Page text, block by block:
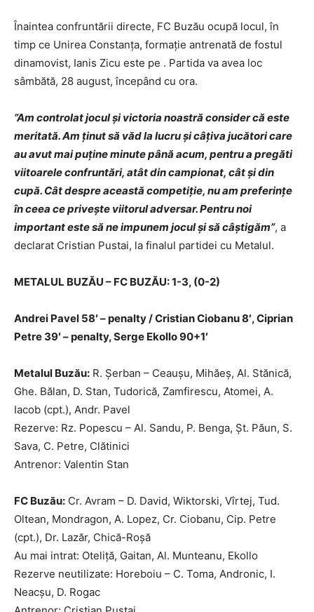
Înaintea confruntării directe, FC Buzău ocupă locul, în
timp ce Unirea Constanţa, formaţie antrenată de fostul
dinamovist, Ianis Zicu este pe . Partida va avea loc
sâmbătă, 28 august, începând cu ora.
”Am controlat jocul şi victoria noastră consider că este
meritată. Am ţinut să văd la lucru şi câţiva jucători care
au avut mai puţine minute până acum, pentru a pregăti
viitoarele confruntări, atât din campionat, cât şi din
cupă. Cât despre această competiţie, nu am preferinţe
în ceea ce priveşte viitorul adversar. Pentru noi
important este să ne impunem jocul şi să câştigăm”, a
declarat Cristian Pustai, la finalul partidei cu Metalul.
METALUL BUZĂU – FC BUZĂU: 1-3, (0-2)
Andrei Pavel 58′ – penalty / Cristian Ciobanu 8′, Ciprian
Petre 39′ – penalty, Serge Ekollo 90+1′
Metalul Buzău: R. Șerban – Ceaușu, Mihăeș, Al. Stănică,
Ghe. Bălan, D. Stan, Tudorică, Zamfirescu, Atomei, A.
Iacob (cpt.), Andr. Pavel
Rezerve: Rz. Popescu – Al. Sandu, P. Benga, Șt. Păun, S.
Sava, C. Petre, Clătinici
Antrenor: Valentin Stan
FC Buzău: Cr. Avram – D. David, Wiktorski, Vîrtej, Tud.
Oltean, Mondragon, A. Lopez, Cr. Ciobanu, Cip. Petre
(cpt.), Dr. Lazăr, Chică-Roşă
Au mai intrat: Oteliţă, Gaitan, Al. Munteanu, Ekollo
Rezerve neutilizate: Horeboiu – C. Toma, Andronic, I.
Neacșu, D. Rogac